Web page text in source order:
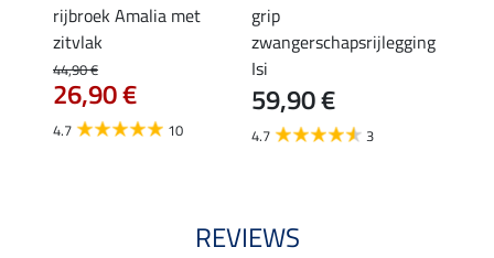
rijbroek Amalia met
zitvlak
44,90 €
26,90 €
4.7 10
grip
zwangerschapsrijlegging
Isi
59,90 €
4.7 3
REVIEWS